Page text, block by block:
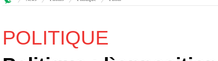
POLITIQUE